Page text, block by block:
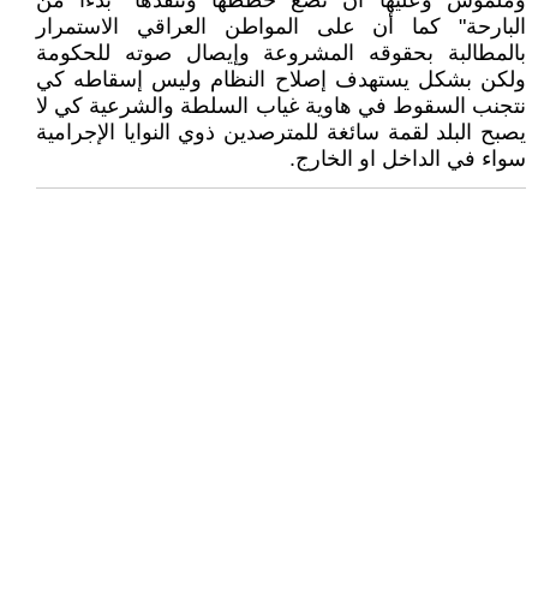
البارحة" كما أن على المواطن العراقي الاستمرار
بالمطالبة بحقوقه المشروعة وإيصال صوته للحكومة
ولكن بشكل يستهدف إصلاح النظام وليس إسقاطه كي
نتجنب السقوط في هاوية غياب السلطة والشرعية كي لا
يصبح البلد لقمة سائغة للمترصدين ذوي النوايا الإجرامية
سواء في الداخل او الخارج.